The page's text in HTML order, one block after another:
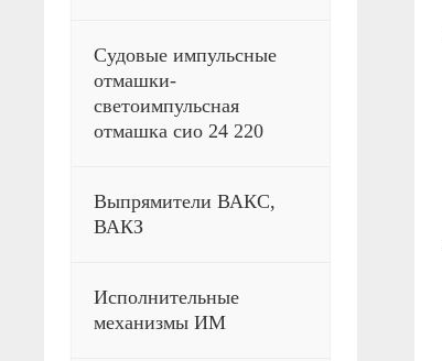
Судовые импульсные
отмашки-
светоимпульсная
отмашка сио 24 220
Выпрямители ВАКС,
ВАКЗ
Исполнительные
механизмы ИМ